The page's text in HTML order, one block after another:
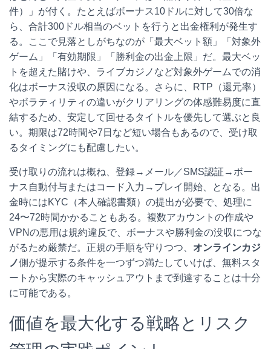
件）」が付く。たとえばボーナス10ドルに対して30倍な
ら、合計300ドル相当のベットを行うと出金権利が発生す
る。ここで見落としがちなのが「最大ベット額」「対象外
ゲーム」「有効期限」「勝利金の出金上限」だ。最大ベッ
トを超えた賭けや、ライブカジノなど対象外ゲームでの消
化はボーナス没収の原因になる。さらに、RTP（還元率）
やボラティリティの違いがクリアリングの体感難易度に直
結するため、安定して回せるタイトルを優先して選ぶと良
い。期限は72時間や7日など短い場合もあるので、受け取
るタイミングにも配慮したい。
受け取りの流れは概ね、登録→メール／SMS認証→ボー
ナス自動付与またはコード入力→プレイ開始、となる。出
金時にはKYC（本人確認書類）の提出が必要で、処理に
24〜72時間かかることもある。複数アカウントの作成や
VPNの悪用は規約違反で、ボーナスや勝利金の没収につな
がるため厳禁だ。正規の手順を守りつつ、 オンラインカジ
ノ側が提示する条件を一つずつ満たしていけば、無料スタ
ートから実際のキャッシュアウトまで到達することは十分
に可能である。
価値を最大化する戦略とリスク